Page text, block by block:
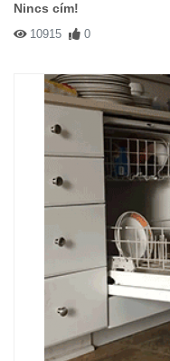
Nincs cím!
10915 0